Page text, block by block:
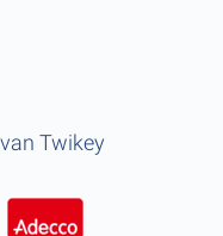
Twikey